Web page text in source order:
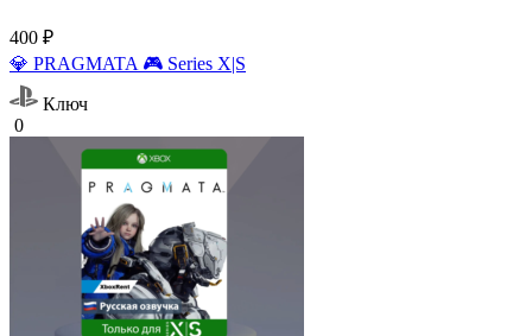
400 ₽
💎 PRAGMATA 🎮 Series X|S
Ключ
0